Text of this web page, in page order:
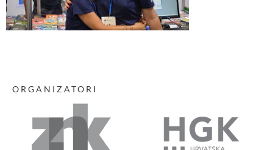
ORGANIZATORI